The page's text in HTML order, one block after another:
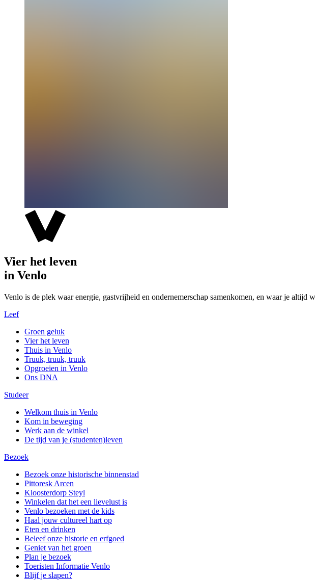
Vier het leven
in Venlo
Venlo is de plek waar energie, gastvrijheid en ondernemerschap samenkomen, en waar je altijd
Leef
Groen geluk
Vier het leven
Thuis in Venlo
Truuk, truuk, truuk
Opgroeien in Venlo
Ons DNA
Studeer
Welkom thuis in Venlo
Kom in beweging
Werk aan de winkel
De tijd van je (studenten)leven
Bezoek
Bezoek onze historische binnenstad
Pittoresk Arcen
Kloosterdorp Steyl
Winkelen dat het een lievelust is
Venlo bezoeken met de kids
Haal jouw cultureel hart op
Eten en drinken
Beleef onze historie en erfgoed
Geniet van het groen
Plan je bezoek
Toeristen Informatie Venlo
Blijf je slapen?